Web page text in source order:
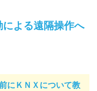
よる遠隔操作へ
にＫＮＸについて教